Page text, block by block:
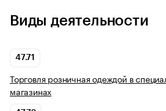
Виды деятельности
47.71
Торговля розничная одеждой в
магазинах